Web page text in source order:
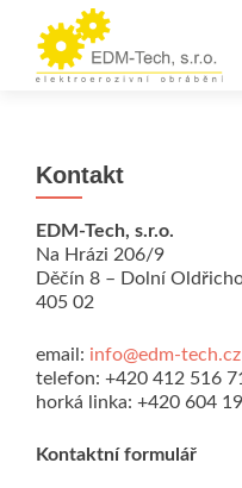
Kontakt
EDM-Tech, s.r.o.
Na Hrázi 206/9
Děčín 8 – Dolní
405 02
email: info@edm-tech.cz
telefon: +420 412 516
horká linka: +420 604
Kontaktní formulář